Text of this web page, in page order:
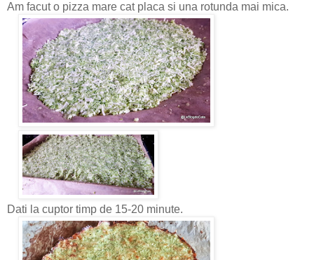
Am facut o pizza mare cat placa si una rotunda mai mica.
Dati la cuptor timp de 15-20 minute.